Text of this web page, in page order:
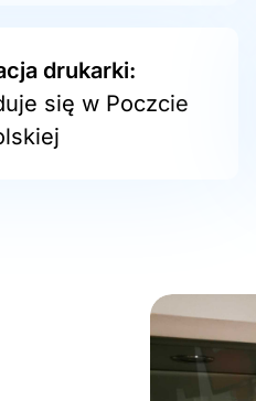
drukarki:
się w Poczcie